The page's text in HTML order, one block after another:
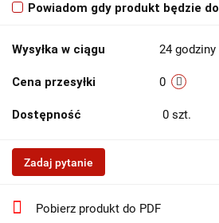
Powiadom gdy produkt będzie
Wysyłka w ciągu 24 godziny
Cena przesyłki 0
Dostępność 0 szt.
Zadaj pytanie
Pobierz produkt do PDF